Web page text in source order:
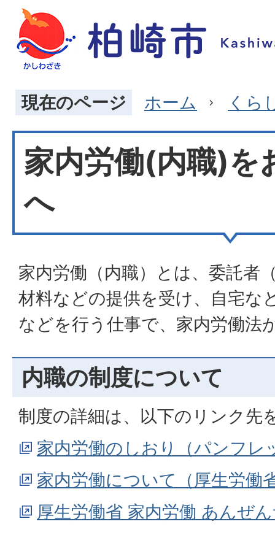
現在のページ ホーム くら
家内労働(内職)を
へ
家内労働（内職）とは、委託者
材料などの提供を受け、自宅な
などを行う仕事で、家内労働法
内職の制度について
制度の詳細は、以下のリンク先
家内労働のしおり（パンフレ
家内労働について（厚生労働
厚生労働省 家内労働 あんぜ